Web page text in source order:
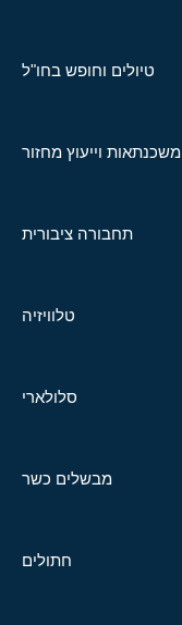
טיולים וחופש בחו"ל
משכנתאות וייעוץ מחזור
תחבורה ציבורית
טלוויזיה
סלולארי
מבשלים כשר
חתולים